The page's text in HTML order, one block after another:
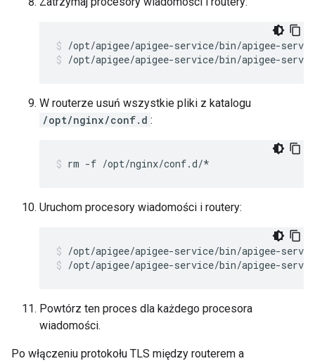
/opt/apigee/apigee-service/bin/apigee-
W routerze usuń wszystkie pliki z katalogu
/opt/nginx/conf.d :
rm -f /opt/nginx/conf.d/*
Uruchom procesory wiadomości i routery:
/opt/apigee/apigee-service/bin/apigee-
Powtórz ten proces dla każdego procesora
wiadomości.
Po włączeniu protokołu TLS między routerem a